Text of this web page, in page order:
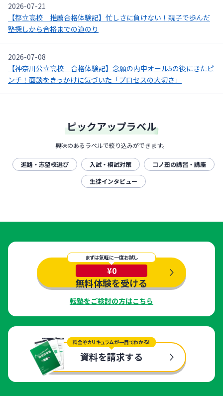
2026-07-21
【都立高校 推薦合格体験記】忙しさに負けない！親子で歩んだ
塾探しから合格までの道のり
2026-07-08
【神奈川公立高校 合格体験記】念願の内申オール5の後にきたピ
ンチ！面談をきっかけに気づいた「プロセスの大切さ」
ピックアップラベル
興味のあるラベルで絞り込みができます。
進路・志望校選び 入試・模試対策
コノ塾の講習・講座
生徒インタビュー
まずは気軽に一度お試し
¥0
無料体験を受ける
転塾をご検討の方はこちら
料金やカリキュラムが一目でわかる！
資料を請求する